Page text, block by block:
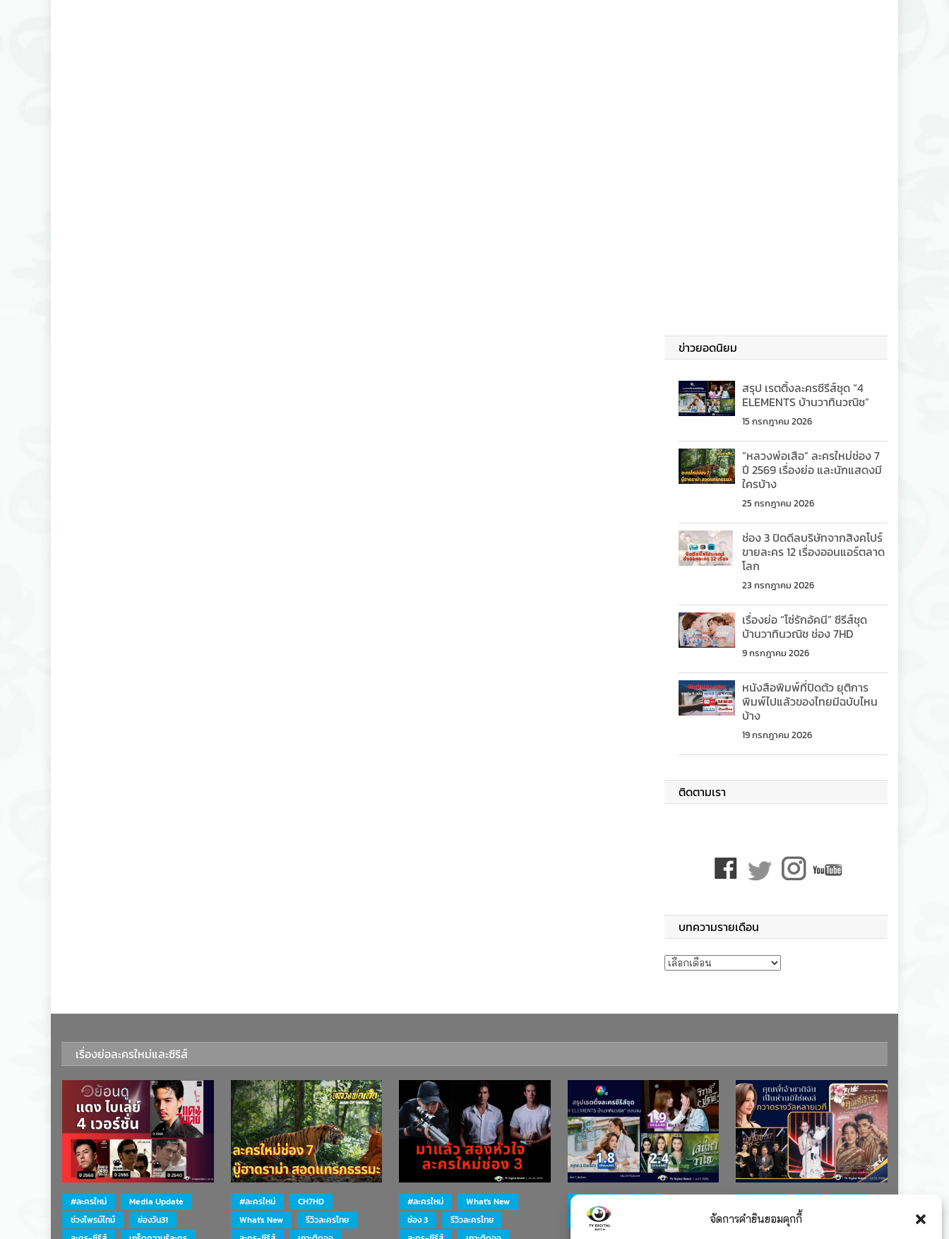
จัดการคำยินยอมคุกกี้
ข่าวยอดนิยม
สรุป เรตติ้งละครซีรีส์ชุด “4
ELEMENTS บ้านวาทินวณิช”
15 กรกฎาคม 2026
“หลวงพ่อเสือ” ละครใหม่ช่อง 7
ปี 2569 เรื่องย่อ และนักแสดงมี
ใครบ้าง
25 กรกฎาคม 2026
ช่อง 3 ปิดดีลบริษัทจากสิงคโปร์
ขายละคร 12 เรื่องออนแอร์ตลาด
โลก
23 กรกฎาคม 2026
เรื่องย่อ “โซ่รักอัคนี” ซีรีส์ชุด
บ้านวาทินวณิช ช่อง 7HD
9 กรกฎาคม 2026
หนังสือพิมพ์ที่ปิดตัว ยุติการ
พิมพ์ไปแล้วของไทยมีฉบับไหน
บ้าง
19 กรกฎาคม 2026
ติดตามเรา
บทความรายเดือน
บทความรายเดือน
เรื่องย่อละครใหม่และซีรีส์
#ละครใหม่
Media Update
ช่วงไพรม์ไทม์
ช่องวัน31
#ละครใหม่
CH7HD
What's New
รีวิวละครไทย
#ละครใหม่
What's New
ช่อง 3
รีวิวละครไทย
ละคร-ซีรีส์
รางวัล
ละคร-ซีรีส์